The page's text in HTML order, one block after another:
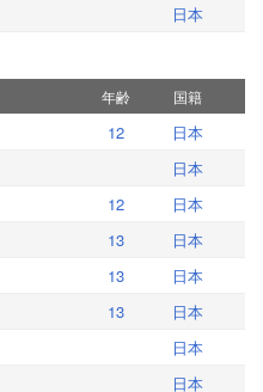
日本
年齢 国籍
12
日本
日本
12
日本
13
日本
13
日本
13
日本
日本
日本